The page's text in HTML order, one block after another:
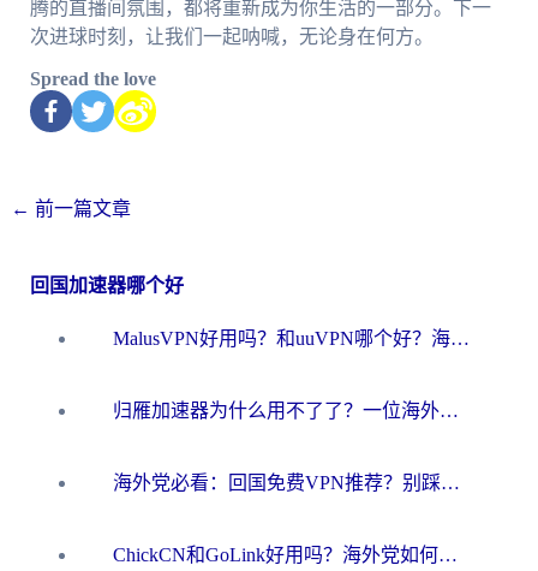
腾的直播间氛围，都将重新成为你生活的一部分。下一
次进球时刻，让我们一起呐喊，无论身在何方。
Spread the love
← 前一篇文章
回国加速器哪个好
MalusVPN好用吗？和uuVPN哪个好？海外党无缝访问国内资源的真实对比与选择指南
归雁加速器为什么用不了了？一位海外游子的真实困惑与技术解答
海外党必看：回国免费VPN推荐？别踩坑！教你选对加速器无缝刷国内资源
ChickCN和GoLink好用吗？海外党如何选对回国加速器